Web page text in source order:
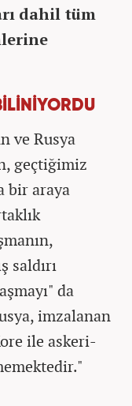
dahil tüm
ve Rusya
geçtiğimiz
bir araya
saldırı
da
imzalanan
ile askeri-